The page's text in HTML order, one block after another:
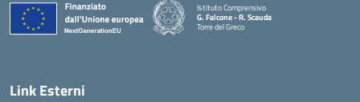
Istituto Comprensivo
G. Falcone - R. Scauda
Torre del Greco
Link Esterni